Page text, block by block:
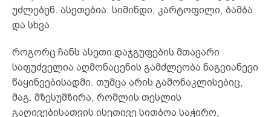
უძლებენ. ასეთებია: სიმინდი, კარტოფილი, ბამბა
და სხვა.
როგორც ჩანს ასეთი დაჯგუფების მთავარი
საფუძველია აღმონაცენის გამძლეობა ნაგვიანევი
წაყინვებისადმი. თუმცა არის გამონაკლისებიც,
მაგ. მზესუმზირა, რომლის თესლის
გაღივებისათვის ისეთივე სითბოა საჭირო,